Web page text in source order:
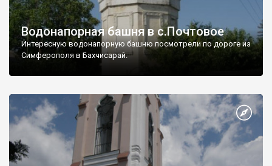
Водонапорная башня в с.Почтовое
Интересную водонапорную башню посмотрели по дороге из
Симферополя в Бахчисарай.